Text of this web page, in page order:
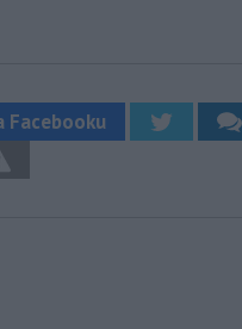
Facebooku